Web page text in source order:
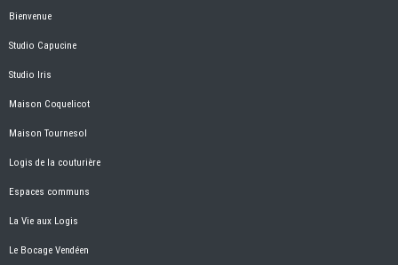
Bienvenue
Studio Capucine
Studio Iris
Maison Coquelicot
Maison Tournesol
Logis de la couturière
Espaces communs
La Vie aux Logis
Le Bocage Vendéen